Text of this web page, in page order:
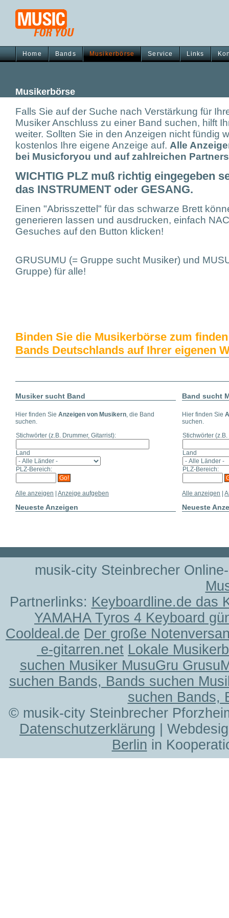
Home Bands Musikerbörse Service Links
Musikerbörse
Falls Sie auf der Suche nach Verstärkung für
Musiker Anschluss zu einer Band suchen, hilft
weiter. Sollten Sie in den Anzeigen nicht fündig
kostenlos Ihre eigene Anzeige auf. Alle
bei Musicforyou und auf zahlreichen
WICHTIG PLZ muß richtig eingegeben
das INSTRUMENT oder GESANG.
Einen "Abrisszettel" für das schwarze Brett
generieren lassen und ausdrucken, einfach
Gesuches auf den Button klicken!
GRUSUMU (= Gruppe sucht Musiker) und
Gruppe) für alle!
Binden Sie die Musikerbörse zum
Bands Deutschlands auf Ihrer eigenen
Band sucht
Hier finden Sie
suchen.
Stichwörter
Land
PLZ-Bereich:
Alle anzeigen |
Neueste
Musiker sucht Band
Hier finden Sie Anzeigen von Musikern, die Band
suchen.
Stichwörter (z.B. Drummer, Gitarrist):
Land
PLZ-Bereich:
Alle anzeigen Anzeige aufgeben
Neueste Anzeigen
musik-city Steinbrecher
Partnerlinks: Keyboardline.de das
YAMAHA Tyros 4 Keyboard
Cooldeal.de Der große
e-gitarren.net Lokale
suchen Musiker MusuGru
suchen Bands, Bands suchen
suchen Bands,
© musik-city Steinbrecher
Datenschutzerklärung |
Berlin in